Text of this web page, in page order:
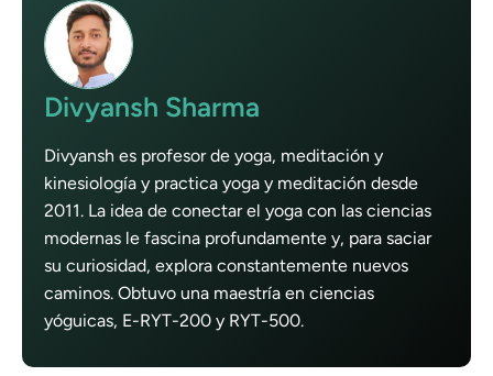
Divyansh Sharma
Divyansh es profesor de yoga, meditación y
kinesiología y practica yoga y meditación desde
2011. La idea de conectar el yoga con las ciencias
modernas le fascina profundamente y, para saciar
su curiosidad, explora constantemente nuevos
caminos. Obtuvo una maestría en ciencias
yóguicas, E-RYT-200 y RYT-500.